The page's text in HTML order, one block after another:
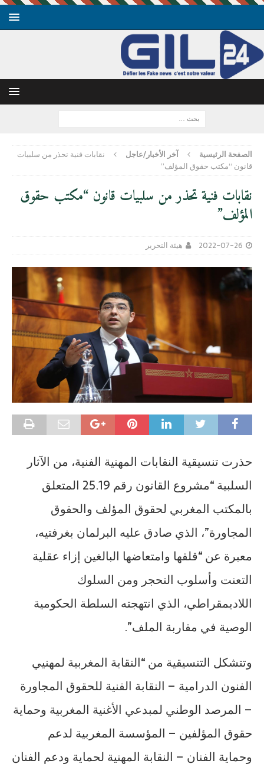
الصفحة الرئيسية آخر الأخبار/عاجل
نقابات فنية تحذر من سلبيات
قانون “مكتب حقوق المؤلف”
نقابات فنية تحذر من سلبيات قانون “مكتب حقوق
المؤلف”
2022-07-26 هيئة التحرير
حذرت تنسيقية النقابات المهنية الفنية، من الآثار
السلبية “مشروع القانون رقم 25.19 المتعلق
بالمكتب المغربي لحقوق المؤلف والحقوق
المجاورة”، الذي صادق عليه البرلمان بغرفتيه،
معبرة عن “قلقها وامتعاضها البالغين إزاء عقلية
التعنت وأسلوب التحجر ومن السلوك
اللاديمقراطي، الذي انتهجته السلطة الحكومية
الوصية في مقاربة الملف”.
وتتشكل التنسيقية من “النقابة المغربية لمهنيي
الفنون الدرامية – النقابة الفنية للحقوق المجاورة
– المرصد الوطني لمبدعي الأغنية المغربية وحماية
حقوق المؤلفين – المؤسسة المغربية لدعم
وحماية الفنان – النقابة المهنية لحماية ودعم الفنان